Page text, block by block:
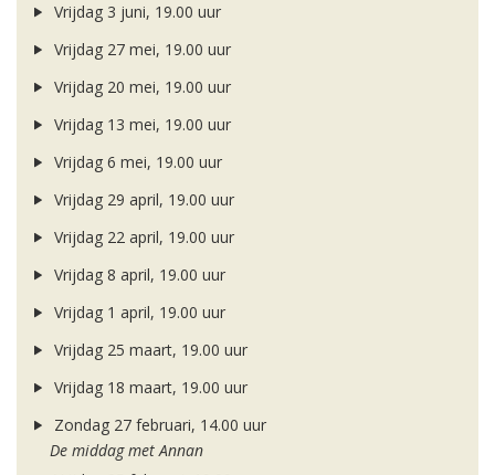
Vrijdag 3 juni, 19.00 uur
Vrijdag 27 mei, 19.00 uur
Vrijdag 20 mei, 19.00 uur
Vrijdag 13 mei, 19.00 uur
Vrijdag 6 mei, 19.00 uur
Vrijdag 29 april, 19.00 uur
Vrijdag 22 april, 19.00 uur
Vrijdag 8 april, 19.00 uur
Vrijdag 1 april, 19.00 uur
Vrijdag 25 maart, 19.00 uur
Vrijdag 18 maart, 19.00 uur
Zondag 27 februari, 14.00 uur
De middag met Annan